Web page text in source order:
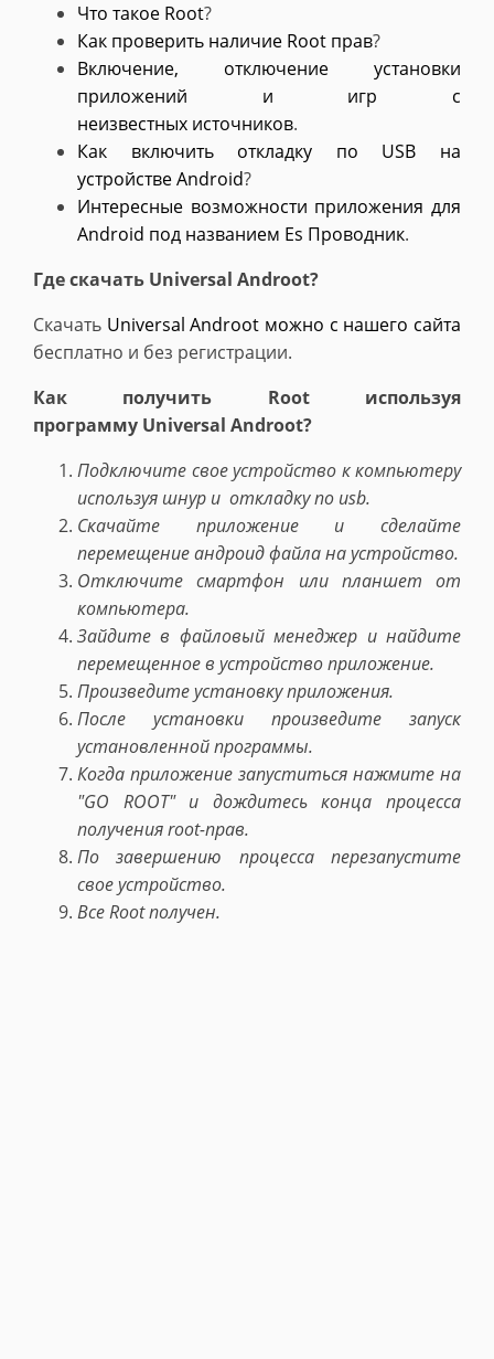
Что такое Root?
Как проверить наличие Root прав?
Включение, отключение установки
приложений и игр с
неизвестных источников.
Как включить откладку по USB на
устройстве Android?
Интересные возможности приложения для
Android под названием Es Проводник.
Где скачать Universal Androot?
Скачать Universal Androot можно с нашего сайта
бесплатно и без регистрации.
Как получить Root используя
программу Universal Androot?
Подключите свое устройство к компьютеру
используя шнур и откладку по usb.
Скачайте приложение и сделайте
перемещение андроид файла на устройство.
Отключите смартфон или планшет от
компьютера.
Зайдите в файловый менеджер и найдите
перемещенное в устройство приложение.
Произведите установку приложения.
После установки произведите запуск
установленной программы.
Когда приложение запуститься нажмите на
"GO ROOT" и дождитесь конца процесса
получения root-прав.
По завершению процесса перезапустите
свое устройство.
Все Root получен.